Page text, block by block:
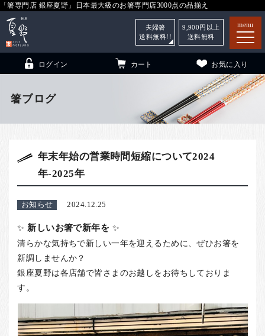
「箸専門店 銀座夏野」日本最大級のお箸専門店3000点の品揃え
menu
子供和食器（贈答用・自宅用）
銀座夏野・箸長 について
こども和食器 小夏 について
ご利用ガイド
法人・飲食店のお客様
店舗紹介
お知らせ
ログイン カート お気に入り
夫婦箸
送料無料!!
9,900 円以上
送料無料
箸ブログ
年末年始の営業時間短縮について2024
年-2025年
お知らせ 2024.12.25
✨ 新しいお箸で新年を ✨
清らかな気持ちで新しい一年を迎えるために、ぜひお箸を
新調しませんか？
銀座夏野は各店舗で皆さまのお越しをお待ちしておりま
す。